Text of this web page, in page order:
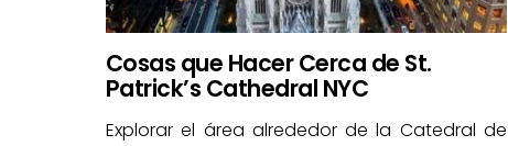
Cosas que Hacer Cerca de St.
Patrick’s Cathedral NYC
Explorar el área alrededor de la Catedral de